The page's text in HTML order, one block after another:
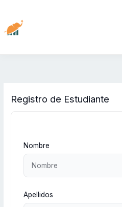
contenido
Registro de Estudiante
Nombre
Apellidos